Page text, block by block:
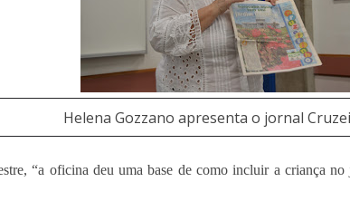
Helena Gozzano apresenta o jornal
“a oficina deu uma base de como incluir a criança